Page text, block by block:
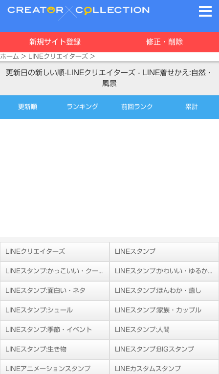
新規サイト登録 修正・削除
ホーム > LINEクリエイターズ >
更新日の新しい順-LINEクリエイターズ - LINE着せかえ:自然・
風景
更新順 ランキング 前回ランク 累計
LINEクリエイターズ LINEスタンプ
LINEスタンプ:かっこいい・クール LINEスタンプ:かわいい・ゆるかわ
LINEスタンプ:面白い・ネタ LINEスタンプ:ほんわか・癒し
LINEスタンプ:シュール LINEスタンプ:家族・カップル
LINEスタンプ:季節・イベント LINEスタンプ:人間
LINEスタンプ:生き物 LINEスタンプ:BIGスタンプ
LINEアニメーションスタンプ LINEカスタムスタンプ